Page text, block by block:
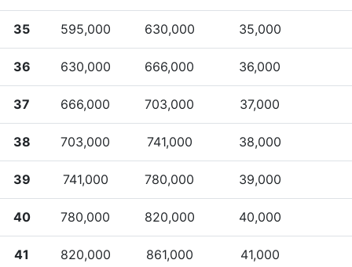
35 595,000 630,000 35,000
36 630,000 666,000 36,000
37 666,000 703,000 37,000
38 703,000 741,000 38,000
39 741,000 780,000 39,000
40 780,000 820,000 40,000
41 820,000 861,000 41,000